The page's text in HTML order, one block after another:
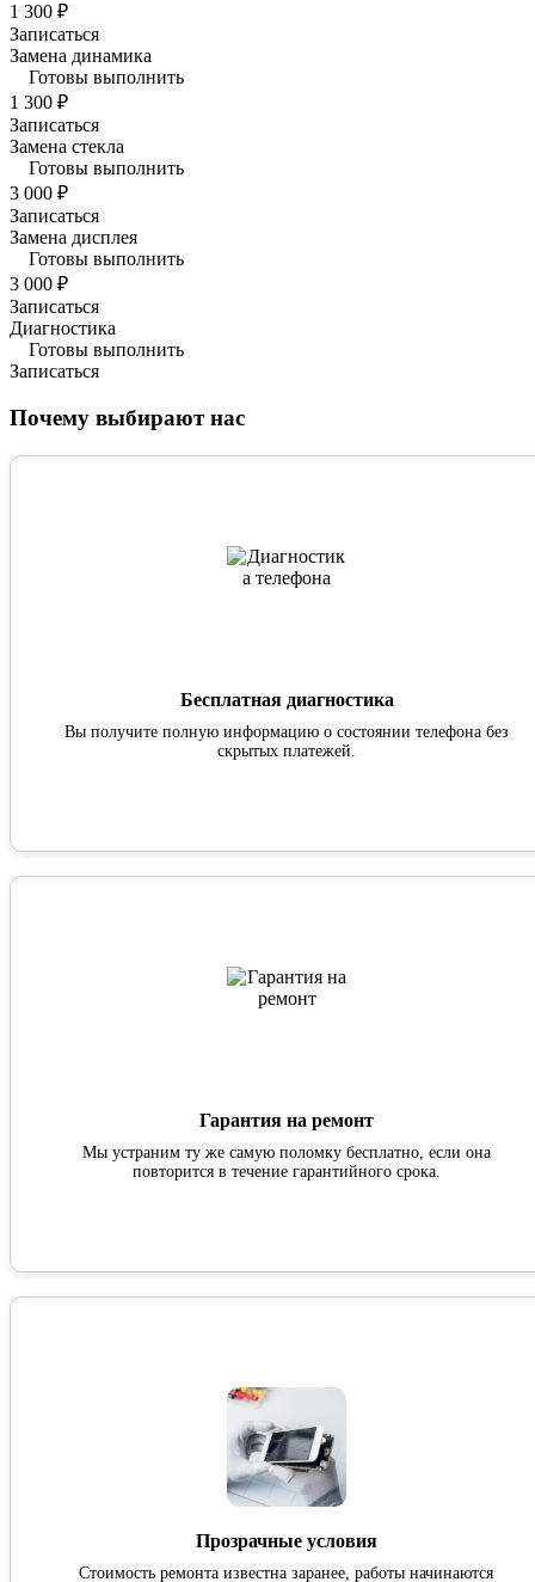
1 300 ₽
Записаться
Замена динамика
Готовы выполнить
1 300 ₽
Записаться
Замена стекла
Готовы выполнить
3 000 ₽
Записаться
Замена дисплея
Готовы выполнить
3 000 ₽
Записаться
Диагностика
Готовы выполнить
Записаться
Почему выбирают нас
Бесплатная диагностика
Вы получите полную информацию о состоянии телефона без
скрытых платежей.
Гарантия на ремонт
Мы устраним ту же самую поломку бесплатно, если она
повторится в течение гарантийного срока.
Прозрачные условия
Стоимость ремонта известна заранее, работы начинаются